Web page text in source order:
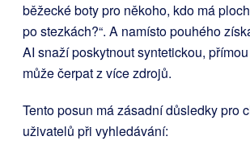
běžecké boty pro někoho, kdo má
po stezkách?“. A namísto pouhého
AI snaží poskytnout syntetickou,
může čerpat z více zdrojů.
Tento posun má zásadní důsledky pro
uživatelů při vyhledávání: